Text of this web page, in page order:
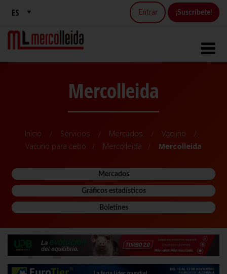
Entrar ¡Suscríbete!
Mercolleida
Inicio Servicios Mercados
Vacuno
Vacuno para cebo
Mercolleida Mercolleida
Mercados
Gráficos estadísticos
Boletines